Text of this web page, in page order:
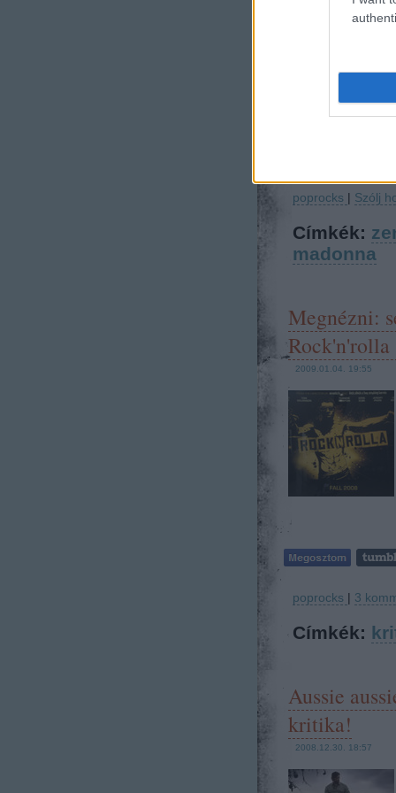
poprocks | Szólj
Címkék:
madonna
Megnézni:
2009.01.04. 19:55
poprocks | 3
Címkék:
Aussie
kritika!
2008.12.30. 18:57